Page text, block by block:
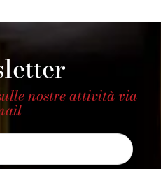
nostre attività via